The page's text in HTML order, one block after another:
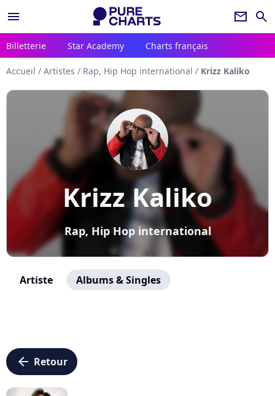
menu newsletter search
Billetterie Star Academy Charts français
Accueil / Artistes / Rap, Hip Hop international / Krizz Kaliko
Krizz Kaliko
Rap, Hip Hop international
Artiste Albums & Singles
arrow_left Retour